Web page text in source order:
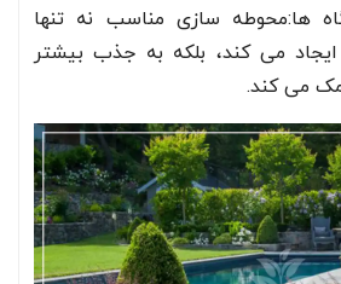
ها:محوطه سازی مناسب نه تنها
ایجاد می کند، بلکه به جذب بیشتر
می کند.